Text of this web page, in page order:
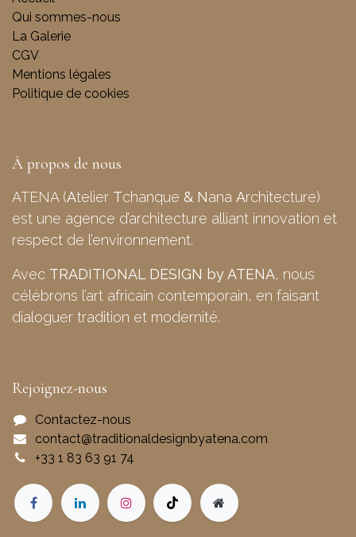
Qui sommes-nous
La Galerie
CGV
Mentions légales
Politique de cookies
À propos de nous
ATENA (Atelier Tchanque & Nana Architecture)
est une agence d’architecture alliant innovation et
respect de l’environnement.
Avec TRADITIONAL DESIGN by ATENA, nous
célébrons l’art africain contemporain, en faisant
dialoguer tradition et modernité.
Rejoignez-nous
Contactez-nous
contact@traditionaldesignbyatena.com
+33 1 83 63 91 74